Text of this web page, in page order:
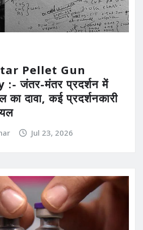
Pellet Gun
जंतर-मंतर प्रदर्शन में
दावा, कई प्रदर्शनकारी
Jul 23, 2026